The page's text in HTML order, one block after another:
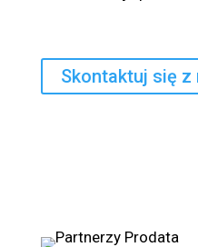
Skontaktuj się z